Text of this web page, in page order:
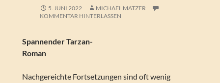
5. JUNI 2022
MICHAEL MATZER
KOMMENTAR HINTERLASSEN
Spannender Tarzan-
Roman
Nachgereichte Fortsetzungen sind oft wenig